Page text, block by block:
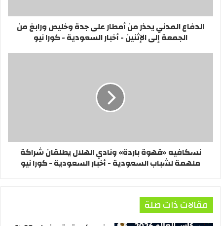
الدفاع المدني يحذر من أمطار على جدة وخليص ورابغ من
الجمعة إلى الإثنين - أخبار السعودية - كورا نيو
نسكافيه «قهوة باردة» ونادي الهلال يطلقان شراكة
ملهمة لشباب السعودية - أخبار السعودية - كورا نيو
مقالات ذات صلة